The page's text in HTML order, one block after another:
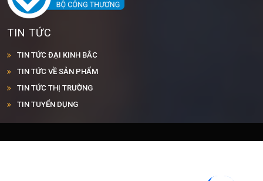
TIN TỨC
TIN TỨC ĐẠI KINH BẮC
TIN TỨC VỀ SẢN PHẨM
TIN TỨC THỊ TRƯỜNG
TIN TUYỂN DỤNG